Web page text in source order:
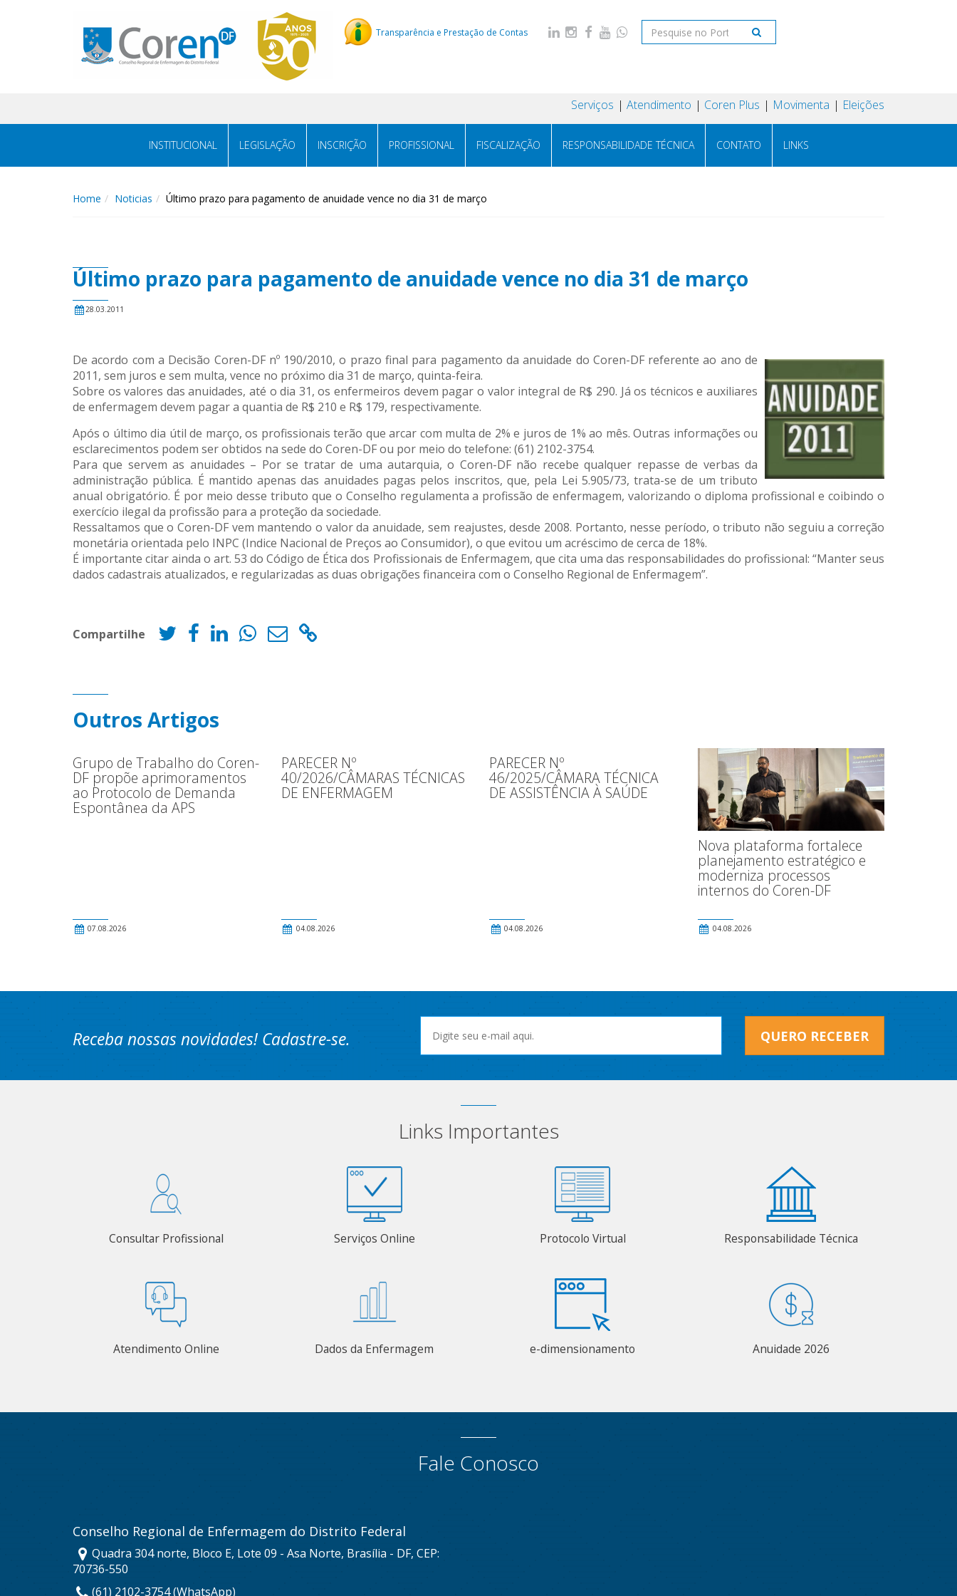
Transparência e Prestação de Contas
Serviços Atendimento Coren Plus Movimenta Eleições
INSTITUCIONAL LEGISLAÇÃO INSCRIÇÃO PROFISSIONAL FISCALIZAÇÃO RESPONSABILIDADE TÉCNICA CONTATO LINKS
Home Noticias Último prazo para pagamento de anuidade vence no dia 31 de março
Último prazo para pagamento de anuidade vence no dia 31 de março
28.03.2011
De acordo com a Decisão Coren-DF nº 190/2010, o prazo final para pagamento da anuidade do Coren-DF referente ao ano de
2011, sem juros e sem multa, vence no próximo dia 31 de março, quinta-feira.
Sobre os valores das anuidades, até o dia 31, os enfermeiros devem pagar o valor integral de R$ 290. Já os técnicos e auxiliares
de enfermagem devem pagar a quantia de R$ 210 e R$ 179, respectivamente.
Após o último dia útil de março, os profissionais terão que arcar com multa de 2% e juros de 1% ao mês. Outras informações ou
esclarecimentos podem ser obtidos na sede do Coren-DF ou por meio do telefone: (61) 2102-3754.
Para que servem as anuidades – Por se tratar de uma autarquia, o Coren-DF não recebe qualquer repasse de verbas da
administração pública. É mantido apenas das anuidades pagas pelos inscritos, que, pela Lei 5.905/73, trata-se de um tributo
anual obrigatório. É por meio desse tributo que o Conselho regulamenta a profissão de enfermagem, valorizando o diploma profissional e coibindo o
exercício ilegal da profissão para a proteção da sociedade.
Ressaltamos que o Coren-DF vem mantendo o valor da anuidade, sem reajustes, desde 2008. Portanto, nesse período, o tributo não seguiu a correção
monetária orientada pelo INPC (Indice Nacional de Preços ao Consumidor), o que evitou um acréscimo de cerca de 18%.
É importante citar ainda o art. 53 do Código de Ética dos Profissionais de Enfermagem, que cita uma das responsabilidades do profissional: “Manter seus
dados cadastrais atualizados, e regularizadas as duas obrigações financeira com o Conselho Regional de Enfermagem”.
Compartilhe
Outros Artigos
Grupo de Trabalho do Coren-
DF propõe aprimoramentos
ao Protocolo de Demanda
Espontânea da APS
07.08.2026
PARECER Nº
40/2026/CÂMARAS TÉCNICAS
DE ENFERMAGEM
04.08.2026
PARECER Nº
46/2025/CÂMARA TÉCNICA
DE ASSISTÊNCIA À SAÚDE
04.08.2026
Nova plataforma fortalece
planejamento estratégico e
moderniza processos
internos do Coren-DF
04.08.2026
Receba nossas novidades! Cadastre-se. QUERO RECEBER
Links Importantes
Consultar Profissional Serviços Online Protocolo Virtual Responsabilidade Técnica
Atendimento Online Dados da Enfermagem e-dimensionamento Anuidade 2026
Fale Conosco
Conselho Regional de Enfermagem do Distrito Federal
Quadra 304 norte, Bloco E, Lote 09 - Asa Norte, Brasília - DF, CEP:
70736-550
(61) 2102-3754 (WhatsApp)